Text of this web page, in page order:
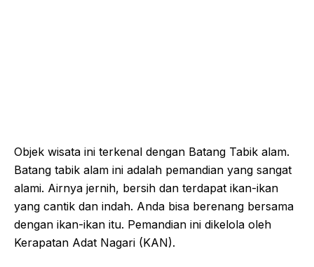
Objek wisata ini terkenal dengan Batang Tabik alam.
Batang tabik alam ini adalah pemandian yang sangat
alami. Airnya jernih, bersih dan terdapat ikan-ikan
yang cantik dan indah. Anda bisa berenang bersama
dengan ikan-ikan itu. Pemandian ini dikelola oleh
Kerapatan Adat Nagari (KAN).